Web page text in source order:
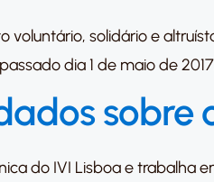
voluntário, solidário e
dia 1 de maio de
sobre
do IVI Lisboa e trabalha